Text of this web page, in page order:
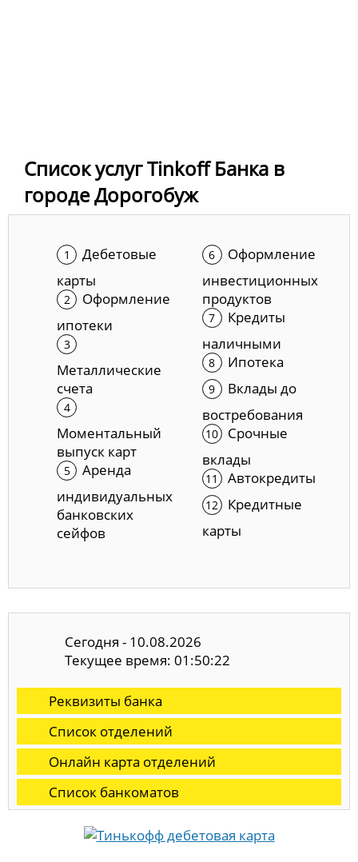
Список услуг Tinkoff Банка в
городе Дорогобуж
Дебетовые
карты
Оформление
ипотеки
Металлические
счета
Моментальный
выпуск карт
Аренда
индивидуальных
банковских
сейфов
Оформление
инвестиционных
продуктов
Кредиты
наличными
Ипотека
Вклады до
востребования
Срочные
вклады
Автокредиты
Кредитные
карты
Сегодня - 10.08.2026
Текущее время: 01:50:23
Реквизиты банка
Список отделений
Онлайн карта отделений
Список банкоматов